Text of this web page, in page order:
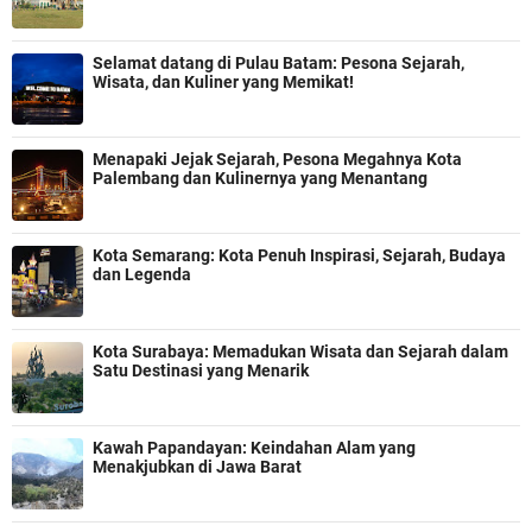
Selamat datang di Pulau Batam: Pesona Sejarah,
Wisata, dan Kuliner yang Memikat!
Menapaki Jejak Sejarah, Pesona Megahnya Kota
Palembang dan Kulinernya yang Menantang
Kota Semarang: Kota Penuh Inspirasi, Sejarah, Budaya
dan Legenda
Kota Surabaya: Memadukan Wisata dan Sejarah dalam
Satu Destinasi yang Menarik
Kawah Papandayan: Keindahan Alam yang
Menakjubkan di Jawa Barat